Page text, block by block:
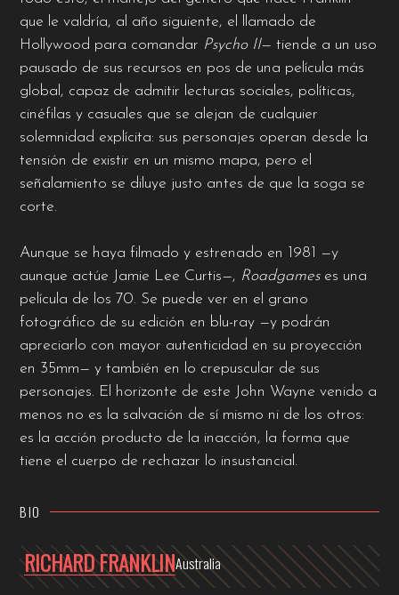
que le valdría, al año siguiente, el llamado de
Hollywood para comandar Psycho II— tiende a un uso
pausado de sus recursos en pos de una película más
global, capaz de admitir lecturas sociales, políticas,
cinéfilas y casuales que se alejan de cualquier
solemnidad explícita: sus personajes operan desde la
tensión de existir en un mismo mapa, pero el
señalamiento se diluye justo antes de que la soga se
corte.
Aunque se haya filmado y estrenado en 1981 —y
aunque actúe Jamie Lee Curtis—, Roadgames es una
película de los 70. Se puede ver en el grano
fotográfico de su edición en blu-ray —y podrán
apreciarlo con mayor autenticidad en su proyección
en 35mm— y también en lo crepuscular de sus
personajes. El horizonte de este John Wayne venido a
menos no es la salvación de sí mismo ni de los otros:
es la acción producto de la inacción, la forma que
tiene el cuerpo de rechazar lo insustancial.
BIO
RICHARD FRANKLINAustralia